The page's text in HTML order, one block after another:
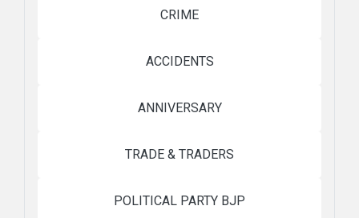
CRIME
ACCIDENTS
ANNIVERSARY
TRADE & TRADERS
POLITICAL PARTY BJP